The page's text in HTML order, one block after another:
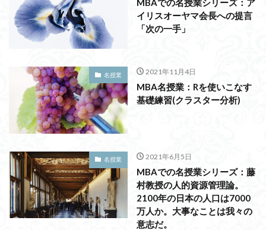
MBAでの名授業シリーズ：ア
イリスオーヤマ会長への提言
「次の一手」
名授業 2021年11月4日
MBA名授業：Rを使いこなす
基礎練習(クラスター分析)
名授業 2021年6月5日
MBAでの名授業シリーズ：藤
村教授の人的資源管理論。
2100年の日本の人口は7000
万人か。大事なことは我々の
意志だ。